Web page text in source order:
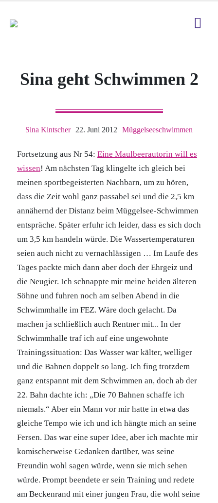
Sina geht Schwimmen 2
Sina Kintscher 22. Juni 2012 Müggelseeschwimmen
Fortsetzung aus Nr 54: Eine Maulbeerautorin will es
wissen! Am nächsten Tag klingelte ich gleich bei
meinen sportbegeisterten Nachbarn, um zu hören,
dass die Zeit wohl ganz passabel sei und die 2,5 km
annähernd der Distanz beim Müggelsee-Schwimmen
entspräche. Später erfuhr ich leider, dass es sich doch
um 3,5 km handeln würde. Die Wassertemperaturen
seien auch nicht zu vernachlässigen … Im Laufe des
Tages packte mich dann aber doch der Ehrgeiz und
die Neugier. Ich schnappte mir meine beiden älteren
Söhne und fuhren noch am selben Abend in die
Schwimmhalle im FEZ. Wäre doch gelacht. Da
machen ja schließlich auch Rentner mit... In der
Schwimmhalle traf ich auf eine ungewohnte
Trainingssituation: Das Wasser war kälter, welliger
und die Bahnen doppelt so lang. Ich fing trotzdem
ganz entspannt mit dem Schwimmen an, doch ab der
22. Bahn dachte ich: „Die 70 Bahnen schaffe ich
niemals.“ Aber ein Mann vor mir hatte in etwa das
gleiche Tempo wie ich und ich hängte mich an seine
Fersen. Das war eine super Idee, aber ich machte mir
komischerweise Gedanken darüber, was seine
Freundin wohl sagen würde, wenn sie mich sehen
würde. Prompt beendete er sein Training und redete
am Beckenrand mit einer jungen Frau, die wohl seine